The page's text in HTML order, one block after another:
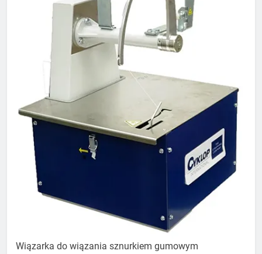
Wiązarka do wiązania sznurkiem gumowym